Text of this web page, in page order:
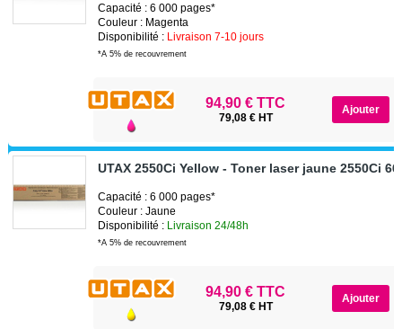
Capacité : 6 000 pages*
Couleur : Magenta
Disponibilité : Livraison 7-10 jours
*A 5% de recouvrement
94,90 € TTC
79,08 € HT
UTAX 2550Ci Yellow - Toner laser jaune 2550Ci
Capacité : 6 000 pages*
Couleur : Jaune
Disponibilité : Livraison 24/48h
*A 5% de recouvrement
94,90 € TTC
79,08 € HT